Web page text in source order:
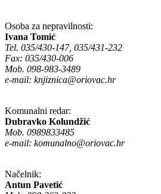
Osoba za nepravilnosti:
Ivana Tomić
Tel. 035/430-147, 035/431-232
Fax: 035/430-006
Mob. 098-983-3489
e-mail: knjiznica@oriovac.hr
Komunalni redar:
Dubravko Kolundžić
Mob. 0989833485
e-mail: komunalno@oriovac.hr
Načelnik:
Antun Pavetić